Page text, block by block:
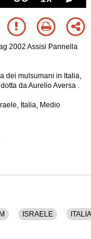
2002 Assisi Pannella
dei mulsumani in Italia,
da Aurelio Aversa .
Italia, Medio
ISRAELE ITALIA